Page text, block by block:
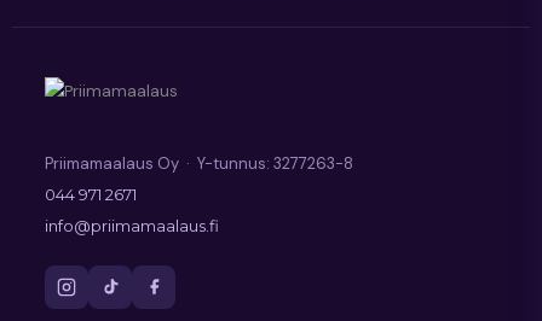
Priimamaalaus Oy · Y-tunnus: 3277263-8
044 971 2671
info@priimamaalaus.fi